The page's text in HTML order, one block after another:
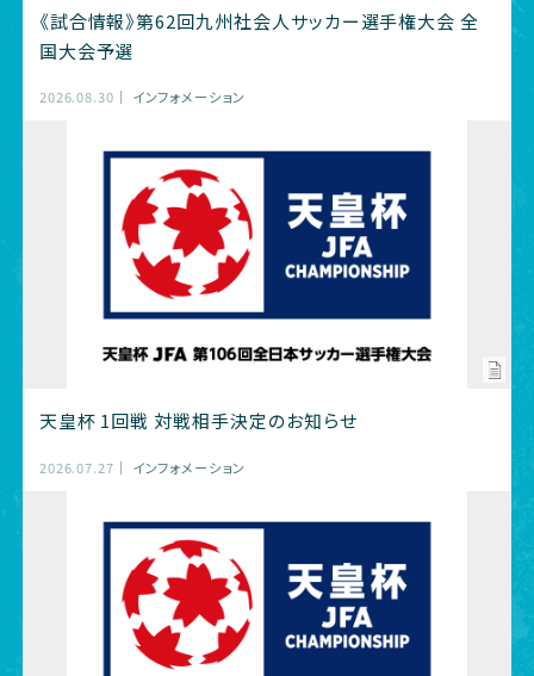
《試合情報》第62回九州社会人サッカー選手権大会 全
国大会予選
2026.08.30 インフォメーション
天皇杯 1回戦 対戦相手決定のお知らせ
2026.07.27 インフォメーション